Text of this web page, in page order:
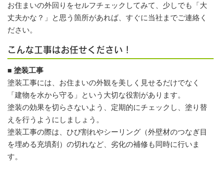
お住まいの外回りをセルフチェックしてみて、少しでも「大
丈夫かな？」と思う箇所があれば、すぐに当社までご連絡く
ださい。
こんな工事はお任せください！
■ 塗装工事
塗装工事には、お住まいの外観を美しく見せるだけでなく
「建物を水から守る」という大切な役割があります。
塗装の効果を切らさないよう、定期的にチェックし、塗り替
えを行うようにしましょう。
塗装工事の際は、ひび割れやシーリング（外壁材のつなぎ目
を埋める充填剤）の切れなど、劣化の補修も同時に行いま
す。